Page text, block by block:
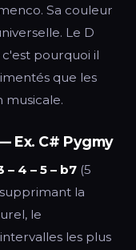
Sa couleur
Le D
pourquoi il
que les
musicale.
Ex. C# Pygmy
– 4 – 5 – b7 (5
la
le
les plus